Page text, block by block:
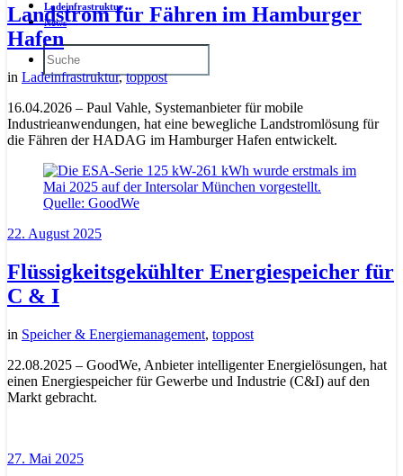
Ladeinfrastruktur
News
Landstrom für Fähren im Hamburger
Hafen
in Ladeinfrastruktur,toppost
16.04.2026 – Paul Vahle, Systemanbieter für mobile
Industrieanwendungen, hat eine bewegliche Landstromlösung für
die Fähren der HADAG im Hamburger Hafen entwickelt.
22. August 2025
Flüssigkeitsgekühlter Energiespeicher für
C & I
in Speicher & Energiemanagement, toppost
22.08.2025 – GoodWe, Anbieter intelligenter Energielösungen, hat
einen Energiespeicher für Gewerbe und Industrie (C&I) auf den
Markt gebracht.
27. Mai 2025